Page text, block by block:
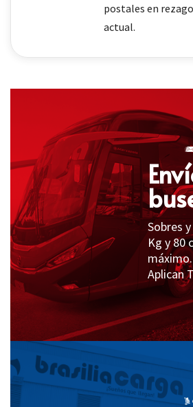
postales en
actual.
Sobres
Kg y 80
máximo.
Aplican